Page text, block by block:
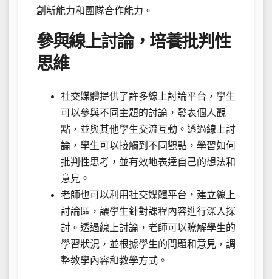
創新能力和團隊合作能力。
參與線上討論，培養批判性
思維
社交媒體提供了許多線上討論平台，學生
可以參與不同主題的討論，發表個人觀
點，並與其他學生交流互動。透過線上討
論，學生可以接觸到不同觀點，學習如何
批判性思考，並有效地表達自己的想法和
意見。
老師也可以利用社交媒體平台，建立線上
討論區，讓學生針對課程內容進行深入探
討。透過線上討論，老師可以瞭解學生的
學習狀況，並根據學生的問題和意見，調
整教學內容和教學方式。